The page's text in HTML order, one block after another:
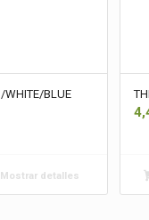
WHITE/BLUE
Mostrar detalles